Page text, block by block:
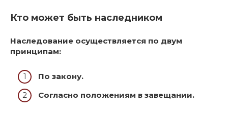
Кто может быть наследником
Наследование осуществляется по двум
принципам:
По закону.
Согласно положениям в завещании.